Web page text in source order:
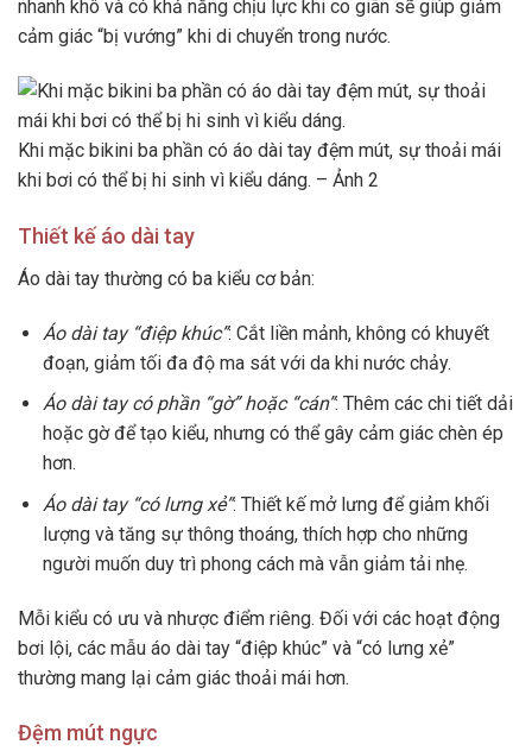
nhanh khô và có khả năng chịu lực khi co giãn sẽ giúp giảm
cảm giác “bị vướng” khi di chuyển trong nước.
Khi mặc bikini ba phần có áo dài tay đệm mút, sự thoải mái
khi bơi có thể bị hi sinh vì kiểu dáng. – Ảnh 2
Thiết kế áo dài tay
Áo dài tay thường có ba kiểu cơ bản:
Áo dài tay “điệp khúc”: Cắt liền mảnh, không có khuyết
đoạn, giảm tối đa độ ma sát với da khi nước chảy.
Áo dài tay có phần “gờ” hoặc “cán”: Thêm các chi tiết dải
hoặc gờ để tạo kiểu, nhưng có thể gây cảm giác chèn ép
hơn.
Áo dài tay “có lưng xẻ”: Thiết kế mở lưng để giảm khối
lượng và tăng sự thông thoáng, thích hợp cho những
người muốn duy trì phong cách mà vẫn giảm tải nhẹ.
Mỗi kiểu có ưu và nhược điểm riêng. Đối với các hoạt động
bơi lội, các mẫu áo dài tay “điệp khúc” và “có lưng xẻ”
thường mang lại cảm giác thoải mái hơn.
Đệm mút ngực